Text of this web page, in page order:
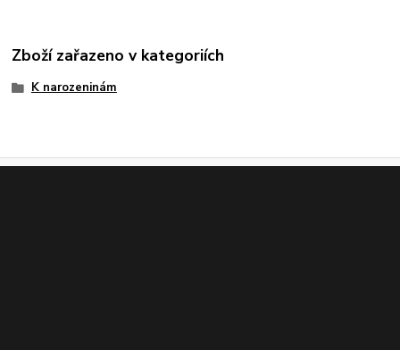
Zboží zařazeno v kategoriích
K narozeninám